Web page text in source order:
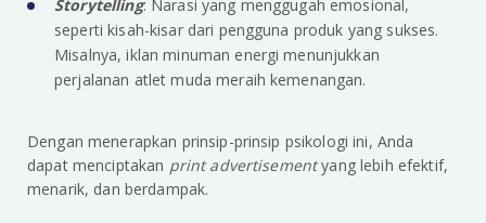
Storytelling: Narasi yang menggugah emosional,
seperti kisah-kisar dari pengguna produk yang sukses.
Misalnya, iklan minuman energi menunjukkan
perjalanan atlet muda meraih kemenangan.
Dengan menerapkan prinsip-prinsip psikologi ini, Anda
dapat menciptakan print advertisementyang lebih efektif,
menarik, dan berdampak.